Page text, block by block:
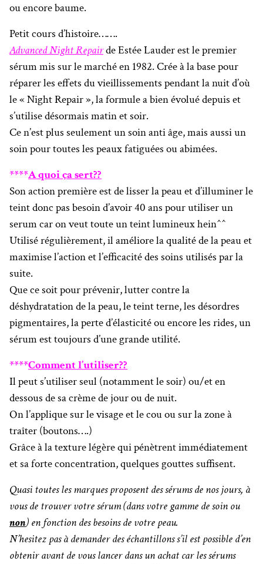
ou encore baume.
Petit cours d’histoire…….
Advanced Night Repairde Estée Lauder est le premier
sérum mis sur le marché en 1982. Crée à la base pour
réparer les effets du vieillissements pendant la nuit d’où
le « Night Repair », la formule a bien évolué depuis et
s’utilise désormais matin et soir.
Ce n’est plus seulement un soin anti âge, mais aussi un
soin pour toutes les peaux fatiguées ou abimées.
****A quoi ça sert??
Son action première est de lisser la peau et d’illuminer le
teint donc pas besoin d’avoir 40 ans pour utiliser un
serum car on veut toute un teint lumineux hein^^
Utilisé régulièrement, il améliore la qualité de la peau et
maximise l’action et l’efficacité des soins utilisés par la
suite.
Que ce soit pour prévenir, lutter contre la
déshydratation de la peau, le teint terne, les désordres
pigmentaires, la perte d’élasticité ou encore les rides, un
sérum est toujours d’une grande utilité.
****Comment l’utiliser??
Il peut s’utiliser seul (notamment le soir) ou/et en
dessous de sa crème de jour ou de nuit.
On l’applique sur le visage et le cou ou sur la zone à
traîter (boutons….)
Grâce à la texture légère qui pénètrent immédiatement
et sa forte concentration, quelques gouttes suffisent.
Quasi toutes les marques proposent des sérums de nos jours, à
vous de trouver votre sérum (dans votre gamme de soin ou
non) en fonction des besoins de votre peau.
N’hesitez pas à demander des échantillons s’il est possible d’en
obtenir avant de vous lancer dans un achat car les sérums